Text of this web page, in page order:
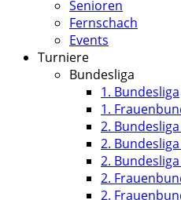
Senioren
Fernschach
Events
Turniere
Bundesliga
1. Bundesliga
1.
2.
2.
2.
2.
2.